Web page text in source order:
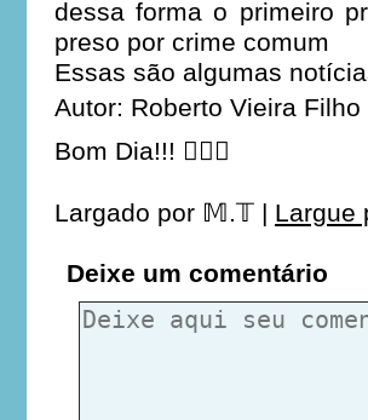
dessa forma o primeiro
preso por crime comum
Essas são algumas
Autor: Roberto Vieira
Bom Dia!!! 👍🏼😉
Largado por 𝕄.𝕋 | Largue
Deixe um comentário